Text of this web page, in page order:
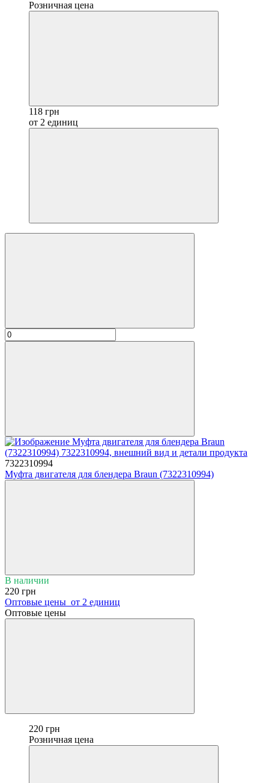
Розничная цена
118 грн
от 2 единиц
7322310994
Муфта двигателя для блендера Braun (7322310994)
В наличии
220 грн
Оптовые цены от 2 единиц
Оптовые цены
220 грн
Розничная цена